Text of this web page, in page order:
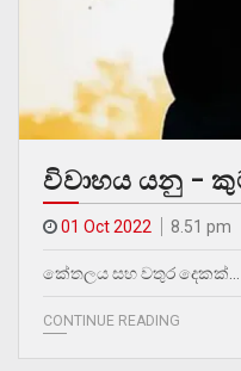
විවාහය යනු –
01 Oct 2022 8.51 pm
කේතලය සහ වතුර දෙකක්…
CONTINUE READING